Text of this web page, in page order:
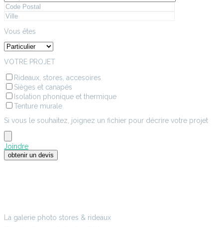
Vous êtes
VOTRE PROJET
Rideaux, stores, accesoires
Sièges et canapés
Isolation phonique et thermique
Tenture murale
Si vous le souhaitez, joignez un fichier pour décrire votre projet
Joindre
La galerie photo stores & rideaux